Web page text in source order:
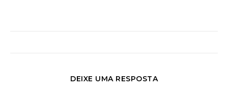
DEIXE UMA RESPOSTA